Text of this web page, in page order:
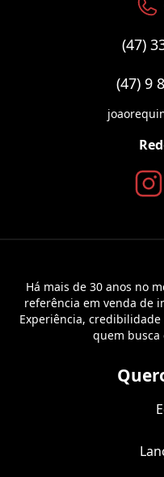
(47)
(47) 9
Há mais de 30 anos no
referência em venda de
Experiência,
quem busca